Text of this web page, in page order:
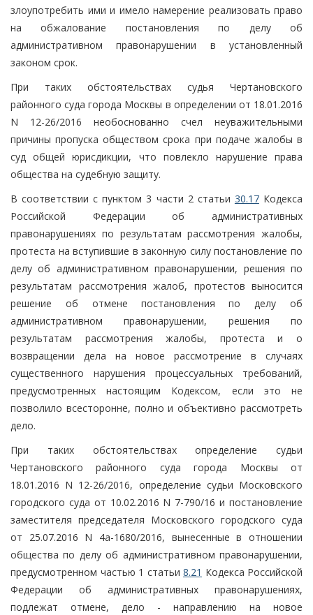
злоупотребить ими и имело намерение реализовать право
на обжалование постановления по делу об
административном правонарушении в установленный
законом срок.
При таких обстоятельствах судья Чертановского
районного суда города Москвы в определении от 18.01.2016
N 12-26/2016 необоснованно счел неуважительными
причины пропуска обществом срока при подаче жалобы в
суд общей юрисдикции, что повлекло нарушение права
общества на судебную защиту.
В соответствии с пунктом 3 части 2 статьи 30.17Кодекса
Российской Федерации об административных
правонарушениях по результатам рассмотрения жалобы,
протеста на вступившие в законную силу постановление по
делу об административном правонарушении, решения по
результатам рассмотрения жалоб, протестов выносится
решение об отмене постановления по делу об
административном правонарушении, решения по
результатам рассмотрения жалобы, протеста и о
возвращении дела на новое рассмотрение в случаях
существенного нарушения процессуальных требований,
предусмотренных настоящим Кодексом, если это не
позволило всесторонне, полно и объективно рассмотреть
дело.
При таких обстоятельствах определение судьи
Чертановского районного суда города Москвы от
18.01.2016 N 12-26/2016, определение судьи Московского
городского суда от 10.02.2016 N 7-790/16 и постановление
заместителя председателя Московского городского суда
от 25.07.2016 N 4а-1680/2016, вынесенные в отношении
общества по делу об административном правонарушении,
предусмотренном частью 1 статьи 8.21 Кодекса Российской
Федерации об административных правонарушениях,
подлежат отмене, дело - направлению на новое